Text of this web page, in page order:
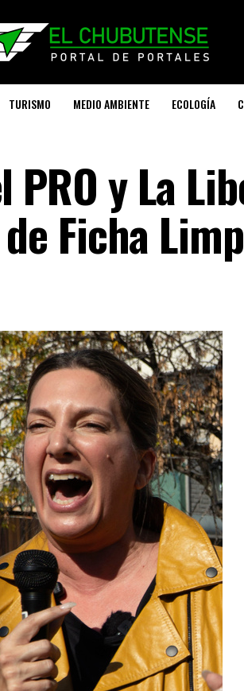
TURISMO MEDIO AMBIENTE ECOLOGÍA
y La
Ficha